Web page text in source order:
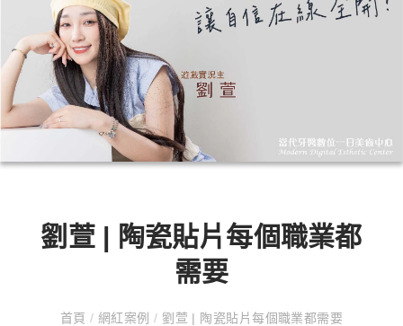
劉萱 | 陶瓷貼片每個職業都
需要
首頁/ 網紅案例/ 劉萱 | 陶瓷貼片每個職業都需要